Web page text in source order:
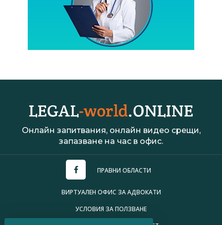
Онлайн запитвания, онлайн видео срещи,
запазване на час в офис.
ПРАВНИ ОБЛАСТИ
ВИРТУАЛЕН ОФИС ЗА АДВОКАТИ
УСЛОВИЯ ЗА ПОЛЗВАНЕ